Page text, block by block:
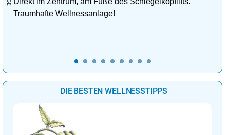
Traumhafte Wellnessanlage!
DIE BESTEN WELLNESSTIPPS